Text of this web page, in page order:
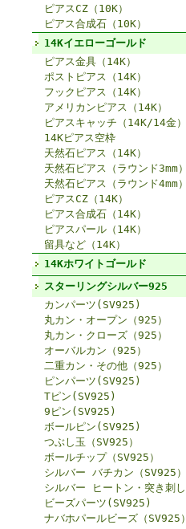
ピアスCZ（10K）
ピアス合成石（10K）
14Kイエローゴールド
ピアス金具（14K）
ポストピアス（14K）
フックピアス（14K）
アメリカンピアス（14K）
ピアスキャッチ（14K/14金）
14Kピアス空枠
天然石ピアス（14K）
天然石ピアス（ラウンド3mm）
天然石ピアス（ラウンド4mm）
ピアスCZ（14K）
ピアス合成石（14K）
ピアスパール（14K）
留具など（14K）
14Kホワイトゴールド
スターリングシルバー925
カンパーツ(SV925)
丸カン・オープン（925）
丸カン・クローズ（925）
オーバルカン（925）
二重カン・その他（925）
ピンパーツ(SV925)
Tピン(SV925)
9ピン(SV925)
ボールピン(SV925)
つぶし玉（SV925）
ボールチップ（SV925）
シルバー バチカン（SV925）
シルバー ヒートン・突き刺し
ビーズパーツ(SV925)
ナバホパールビーズ（SV925）